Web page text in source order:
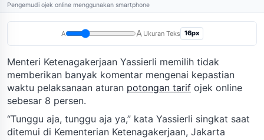
Pengemudi ojek online menggunakan smartphone
A A Ukuran Teks 16px
Menteri Ketenagakerjaan Yassierli memilih tidak
memberikan banyak komentar mengenai kepastian
waktu pelaksanaan aturan potongan tarif ojek online
sebesar 8 persen.
“Tunggu aja, tunggu aja ya,” kata Yassierli singkat saat
ditemui di Kementerian Ketenagakerjaan, Jakarta